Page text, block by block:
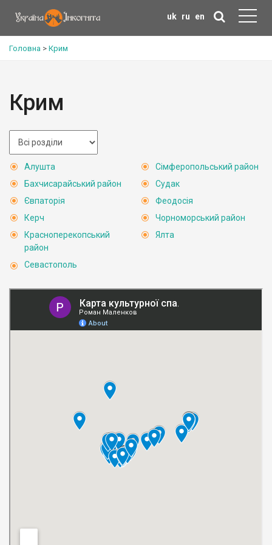
uk ru en
Головна > Крим
Крим
Алушта
Бахчисарайський район
Євпаторія
Керч
Красноперекопський
район
Севастополь
Сімферопольський район
Судак
Феодосія
Чорноморський район
Ялта